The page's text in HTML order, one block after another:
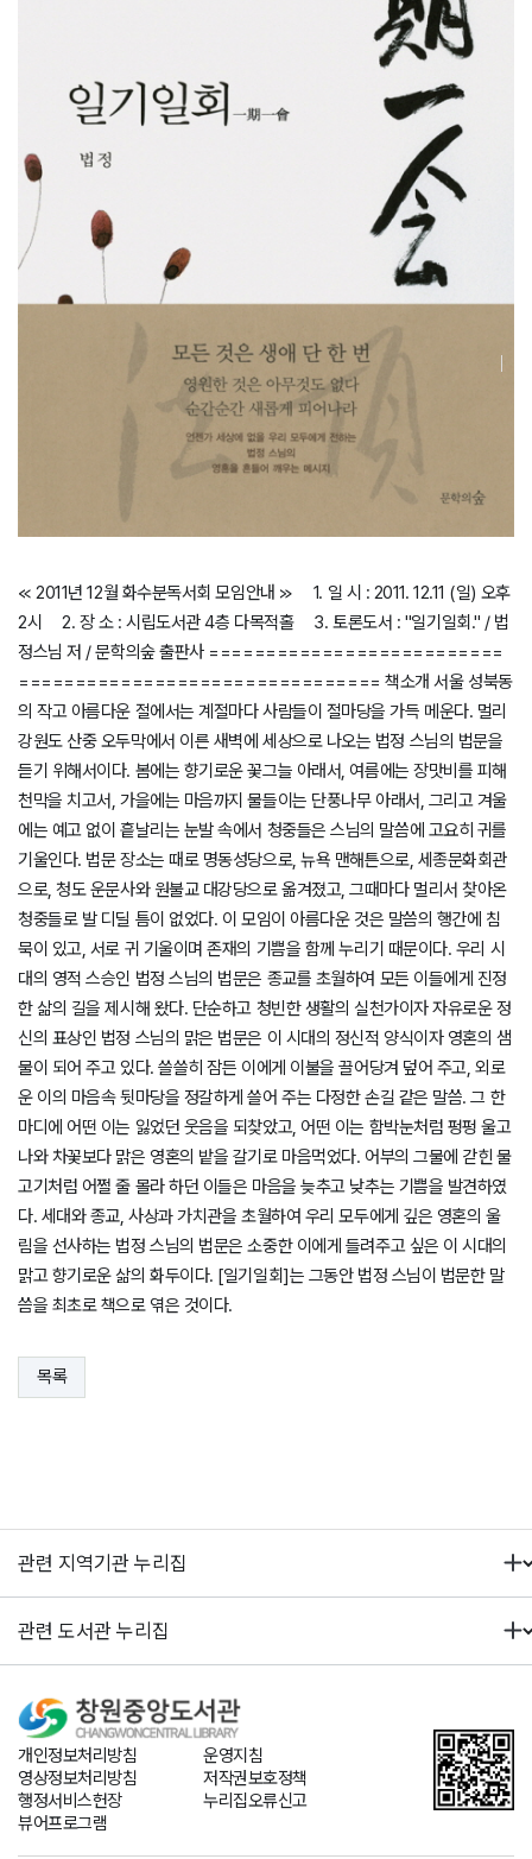
≪ 2011년 12월 화수분독서회 모임안내 ≫ 1. 일 시 : 2011. 12.11 (일) 오후
2시 2. 장 소 : 시립도서관 4층 다목적홀 3. 토론도서 : "일기일회." / 법
정스님 저 / 문학의숲 출판사 ==========================
================================ 책소개 서울 성북동
의 작고 아름다운 절에서는 계절마다 사람들이 절마당을 가득 메운다. 멀리
강원도 산중 오두막에서 이른 새벽에 세상으로 나오는 법정 스님의 법문을
듣기 위해서이다. 봄에는 향기로운 꽃그늘 아래서, 여름에는 장맛비를 피해
천막을 치고서, 가을에는 마음까지 물들이는 단풍나무 아래서, 그리고 겨울
에는 예고 없이 흩날리는 눈발 속에서 청중들은 스님의 말씀에 고요히 귀를
기울인다. 법문 장소는 때로 명동성당으로, 뉴욕 맨해튼으로, 세종문화회관
으로, 청도 운문사와 원불교 대강당으로 옮겨졌고, 그때마다 멀리서 찾아온
청중들로 발 디딜 틈이 없었다. 이 모임이 아름다운 것은 말씀의 행간에 침
묵이 있고, 서로 귀 기울이며 존재의 기쁨을 함께 누리기 때문이다. 우리 시
대의 영적 스승인 법정 스님의 법문은 종교를 초월하여 모든 이들에게 진정
한 삶의 길을 제시해 왔다. 단순하고 청빈한 생활의 실천가이자 자유로운 정
신의 표상인 법정 스님의 맑은 법문은 이 시대의 정신적 양식이자 영혼의 샘
물이 되어 주고 있다. 쓸쓸히 잠든 이에게 이불을 끌어당겨 덮어 주고, 외로
운 이의 마음속 뒷마당을 정갈하게 쓸어 주는 다정한 손길 같은 말씀. 그 한
마디에 어떤 이는 잃었던 웃음을 되찾았고, 어떤 이는 함박눈처럼 펑펑 울고
나와 차꽃보다 맑은 영혼의 밭을 갈기로 마음먹었다. 어부의 그물에 갇힌 물
고기처럼 어쩔 줄 몰라 하던 이들은 마음을 늦추고 낮추는 기쁨을 발견하였
다. 세대와 종교, 사상과 가치관을 초월하여 우리 모두에게 깊은 영혼의 울
림을 선사하는 법정 스님의 법문은 소중한 이에게 들려주고 싶은 이 시대의
맑고 향기로운 삶의 화두이다. [일기일회]는 그동안 법정 스님이 법문한 말
씀을 최초로 책으로 엮은 것이다.
목록
개인정보처리방침
운영지침
영상정보처리방침
저작권보호정책
행정서비스헌장
누리집오류신고
뷰어프로그램